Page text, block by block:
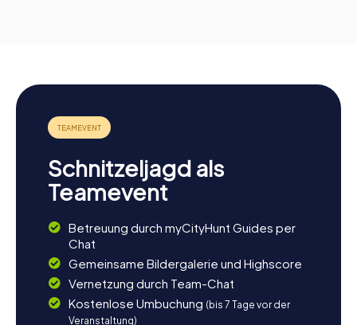
Schnitzeljagd als
Teamevent
Betreuung durch myCityHunt Guides per
Chat
Gemeinsame Bildergalerie und Highscore
Vernetzung durch Team-Chat
Kostenlose Umbuchung (bis 7 Tage vor der
Veranstaltung)